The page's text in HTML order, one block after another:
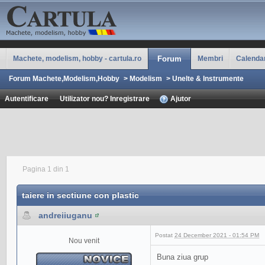
Machete, modelism, hobby - cartula.ro Forum Membri
Forum Machete,Modelism,Hobby > Modelism > Unelte & Instrumente
Autentificare Utilizator nou? Inregistrare Ajutor
Pagina 1 din 1
taiere in sectiune con plastic
andreiiuganu
Nou venit
Postat 24 December 2021 - 01:54 PM
Buna ziua grup